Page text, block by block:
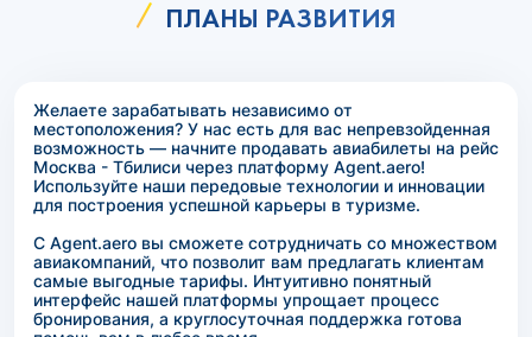
ПЛАНЫ РАЗВИТИЯ
Желаете зарабатывать независимо от
местоположения? У нас есть для вас непревзойденная
возможность — начните продавать авиабилеты на рейс
Москва - Тбилиси через платформу Agent.aero!
Используйте наши передовые технологии и инновации
для построения успешной карьеры в туризме.
С Agent.aero вы сможете сотрудничать со множеством
авиакомпаний, что позволит вам предлагать клиентам
самые выгодные тарифы. Интуитивно понятный
интерфейс нашей платформы упрощает процесс
бронирования, а круглосуточная поддержка готова